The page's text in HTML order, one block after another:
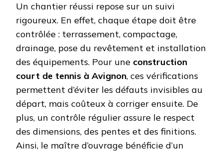
Un chantier réussi repose sur un suivi
rigoureux. En effet, chaque étape doit être
contrôlée : terrassement, compactage,
drainage, pose du revêtement et installation
des équipements. Pour une construction
court de tennis à Avignon, ces vérifications
permettent d’éviter les défauts invisibles au
départ, mais coûteux à corriger ensuite. De
plus, un contrôle régulier assure le respect
des dimensions, des pentes et des finitions.
Ainsi, le maître d’ouvrage bénéficie d’un